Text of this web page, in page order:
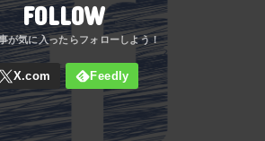
FOLLOW